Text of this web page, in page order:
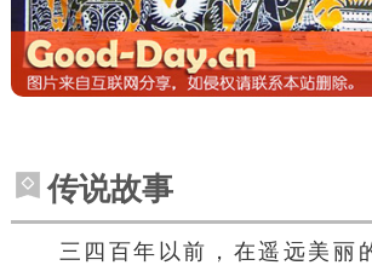
传说故事
三四百年以前，在遥远美丽